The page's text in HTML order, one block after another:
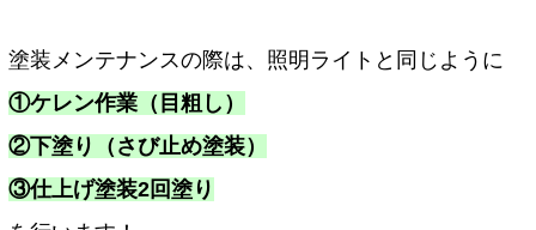
塗装メンテナンスの際は、照明ライトと同じように
①ケレン作業（目粗し）
②下塗り（さび止め塗装）
③仕上げ塗装2回塗り